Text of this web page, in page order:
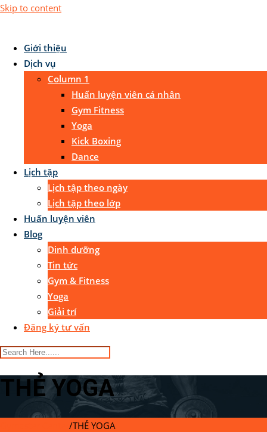
Skip to content
Giới thiệu
Dịch vụ
Column 1
Huấn luyện viên cá nhân
Gym Fitness
Yoga
Kick Boxing
Dance
Lịch tập
Lịch tập theo ngày
Lịch tập theo lớp
Huấn luyện viên
Blog
Dinh dưỡng
Tin tức
Gym & Fitness
Yoga
Giải trí
Đăng ký tư vấn
THẺ YOGA
/THẺ YOGA